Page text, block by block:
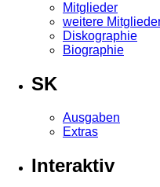
Mitglieder
weitere
Diskographie
Biographie
SK
Ausgaben
Extras
Interaktiv